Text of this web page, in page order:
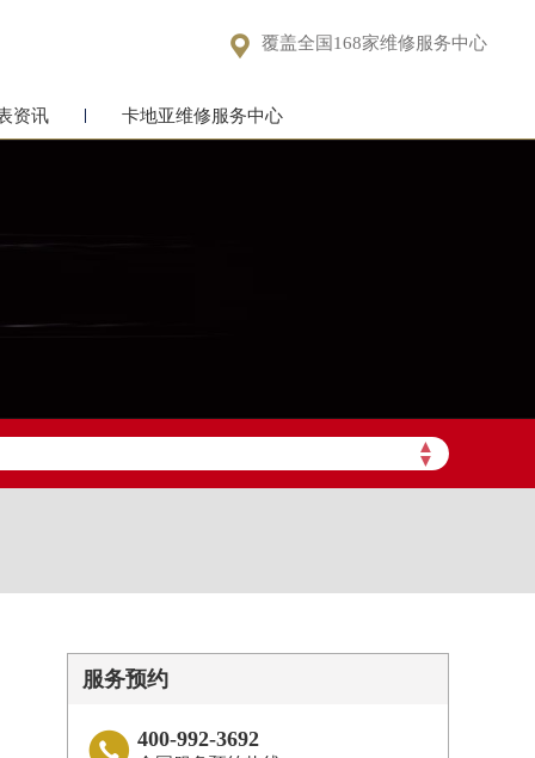
 覆盖全国168家维修服务中心
资讯 卡地亚维修服务中心
▲
▼
服务预约
400-992-3692